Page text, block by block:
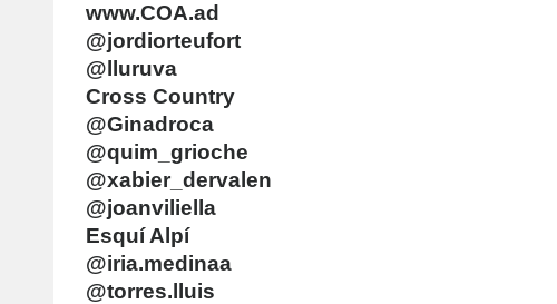
www.COA.ad
@jordiorteufort
@lluruva
Cross Country
@Ginadroca
@quim_grioche
@xabier_dervalen
@joanviliella
Esquí Alpí
@iria.medinaa
@torres.lluis